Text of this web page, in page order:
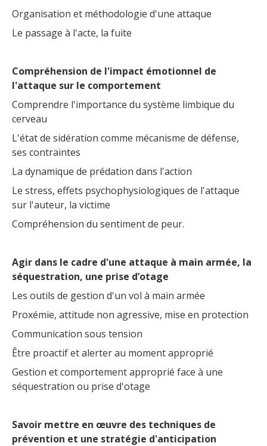
Organisation et méthodologie d'une attaque
Le passage à l'acte, la fuite
Compréhension de l'impact émotionnel de
l'attaque sur le comportement
Comprendre l'importance du système limbique du
cerveau
L'état de sidération comme mécanisme de défense,
ses contraintes
La dynamique de prédation dans l'action
Le stress, effets psychophysiologiques de l'attaque
sur l'auteur, la victime
Compréhension du sentiment de peur.
Agir dans le cadre d'une attaque à main armée, la
séquestration, une prise d’otage
Les outils de gestion d'un vol à main armée
Proxémie, attitude non agressive, mise en protection
Communication sous tension
Être proactif et alerter au moment approprié
Gestion et comportement approprié face à une
séquestration ou prise d'otage
Savoir mettre en œuvre des techniques de
prévention et une stratégie d'anticipation